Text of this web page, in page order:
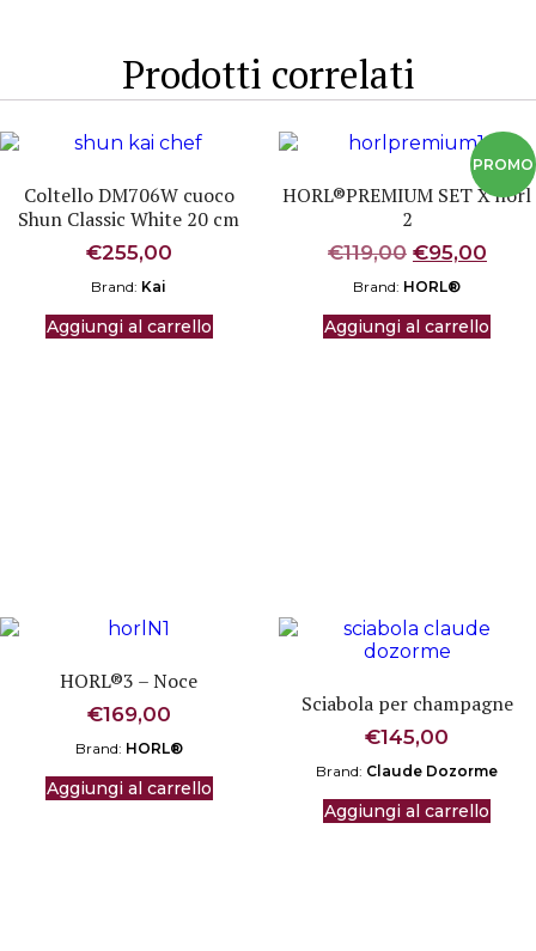
Prodotti correlati
Coltello DM706W cuoco
Shun Classic White 20 cm
€255,00
Brand: Kai
Aggiungi al carrello
HORL®PREMIUM SET X horl
2
€119,00 Il
prezzo
originale
era:
€95,00Il
è:
Brand: HORL®
Aggiungi al carrello
HORL®3 – Noce
€169,00
Brand: HORL®
Aggiungi al carrello
Sciabola per champagne
€145,00
Brand: Claude Dozorme
Aggiungi al carrello